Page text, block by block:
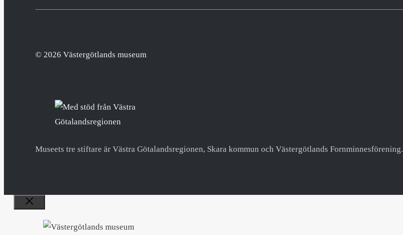
© 2026 Västergötlands museum
Museets tre stiftare är Västra Götalandsregionen, Skara kommun och Västergötlands Fornminnesförening.
Stäng